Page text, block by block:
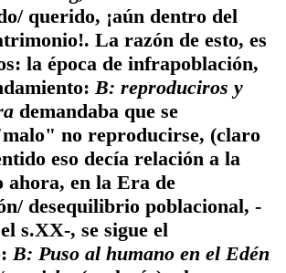
querido, ¡aún dentro del
La razón de esto, es
la época de infrapoblación,
B: reproduciros y
demandaba que se
no reproducirse, (claro
eso decía relación a la
ahora, en la Era de
desequilibrio poblacional, -
s.XX-, se sigue el
B: Puso al humano en el Edén